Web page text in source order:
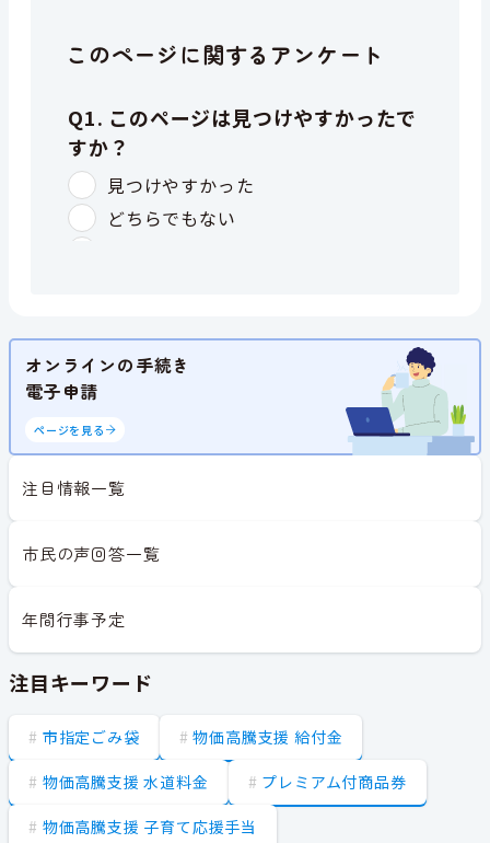
このページに関するアンケート
オンラインの手続き
電子申請
ページを見る
注目情報一覧
市民の声回答一覧
年間行事予定
注目キーワード
市指定ごみ袋 物価高騰支援 給付金
物価高騰支援 水道料金 プレミアム付商品券
物価高騰支援 子育て応援手当